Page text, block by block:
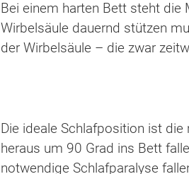
Bei einem harten Bett steht die
Wirbelsäule dauernd stützen
der Wirbelsäule – die zwar
Die ideale Schlafposition ist
heraus um 90 Grad ins Bett
notwendige Schlafparalyse